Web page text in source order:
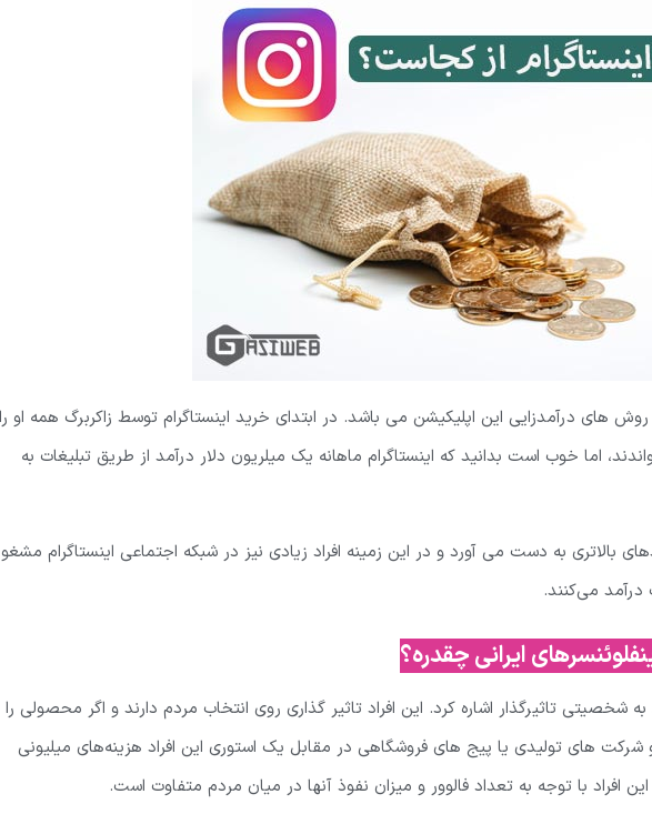
روش های درآمدزایی این اپلیکیشن می باشد. در ابتدای خرید اینستاگرام توسط زاکربرگ همه او را
اما خوب است بدانید که اینستاگرام ماهانه یک میلریون دلار درآمد از طریق تبلیغات به
بالاتری به دست می آورد و در این زمینه افراد زیادی نیز در شبکه اجتماعی اینستاگرام
می‌کنند.
ایرانی چقدره؟
شخصیتی تاثیرگذار اشاره کرد. این افراد تاثیر گذاری روی انتخاب مردم دارند و اگر محصولی را
های تولیدی یا پیج های فروشگاهی در مقابل یک استوری این افراد هزینه‌های میلیونی
افراد با توجه به تعداد فالوور و میزان نفوذ آنها در میان مردم متفاوت است.